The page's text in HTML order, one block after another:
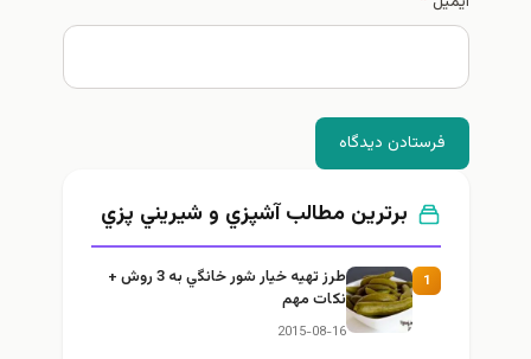
فرستادن دیدگاه
برترین مطالب آشپزي و شيريني پزي
1
طرز تهيه خیار شور خانگي به 3 روش +
نكات مهم
2015-08-16